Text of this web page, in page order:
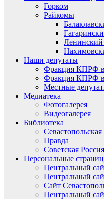
Горком
Райкомы
Наши депутаты
Фракция КПРФ в
Фракция КПРФ в
Местные
Медиатека
Фотогалерея
Видеогалерея
Библиотека
Севастопольская
Правда
Советская Россия
Персональные
Центральный
Центральный
Сайт
Центральный